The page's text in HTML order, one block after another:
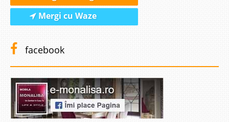
Mergi cu Waze
facebook